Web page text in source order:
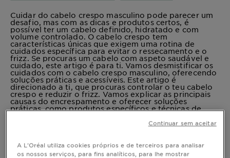
Cuidar do cabelo crespo masculino pode parecer um
desafio, mas com as dicas e produtos certos, é
possível ter um cabelo definido, hidratado e com
volume controlado. O cabelo crespo tem
características únicas que exigem uma rotina de
cuidados específica para evitar o ressecamento e o
frizz. Se procuras um cabelo com aspeto saudável e
cuidado, este artigo é para ti. Vamos desmistificar os
cuidados com o cabelo crespo masculino, oferecendo
soluções práticas e acessíveis. Este artigo é
direcionado a ti, que procuras controlar o teu cabelo
crespo e reduzir o frizz. Vamos explicar as principais
causas do encrespamento e oferecer soluções
práticas, como produtos específicos e técnicas de
para o cuidado diário, bem como hábitos que ajudam
A L'Oréal utiliza cookies próprios e de terceiros para analisar
os nossos serviços, para fins analíticos, para lhe mostrar
Continuar sem aceitar